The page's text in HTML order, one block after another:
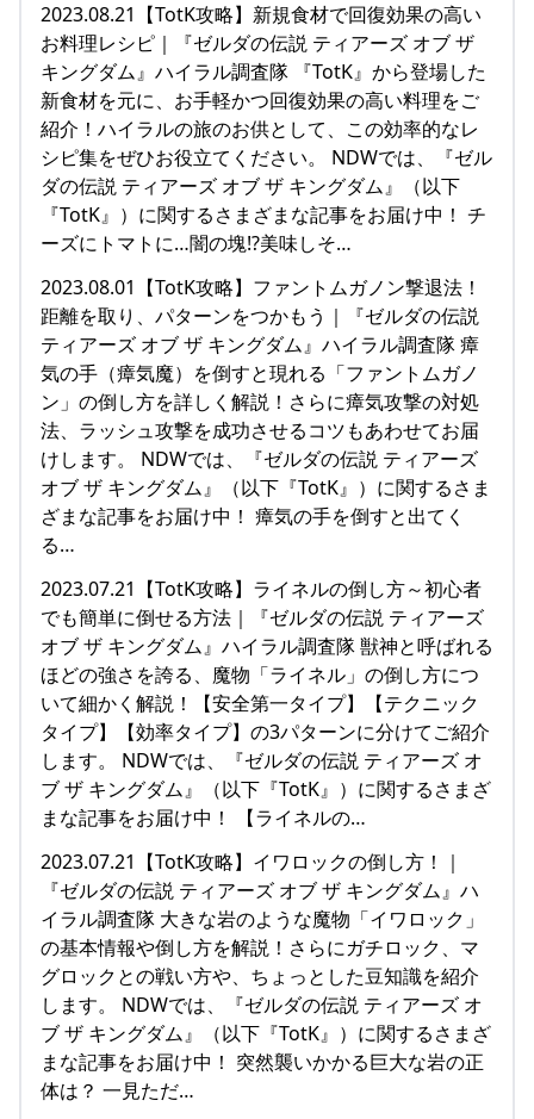
2023.08.21【TotK攻略】新規食材で回復効果の高い
お料理レシピ｜『ゼルダの伝説 ティアーズ オブ ザ
キングダム』ハイラル調査隊 『TotK』から登場した
新食材を元に、お手軽かつ回復効果の高い料理をご
紹介！ハイラルの旅のお供として、この効率的なレ
シピ集をぜひお役立てください。 NDWでは、『ゼル
ダの伝説 ティアーズ オブ ザ キングダム』（以下
『TotK』）に関するさまざまな記事をお届け中！ チ
ーズにトマトに…闇の塊!?美味しそ…
2023.08.01【TotK攻略】ファントムガノン撃退法！
距離を取り、パターンをつかもう｜『ゼルダの伝説
ティアーズ オブ ザ キングダム』ハイラル調査隊 瘴
気の手（瘴気魔）を倒すと現れる「ファントムガノ
ン」の倒し方を詳しく解説！さらに瘴気攻撃の対処
法、ラッシュ攻撃を成功させるコツもあわせてお届
けします。 NDWでは、『ゼルダの伝説 ティアーズ
オブ ザ キングダム』（以下『TotK』）に関するさま
ざまな記事をお届け中！ 瘴気の手を倒すと出てく
る…
2023.07.21【TotK攻略】ライネルの倒し方～初心者
でも簡単に倒せる方法｜『ゼルダの伝説 ティアーズ
オブ ザ キングダム』ハイラル調査隊 獣神と呼ばれる
ほどの強さを誇る、魔物「ライネル」の倒し方につ
いて細かく解説！【安全第一タイプ】【テクニック
タイプ】【効率タイプ】の3パターンに分けてご紹介
します。 NDWでは、『ゼルダの伝説 ティアーズ オ
ブ ザ キングダム』（以下『TotK』）に関するさまざ
まな記事をお届け中！ 【ライネルの…
2023.07.21【TotK攻略】イワロックの倒し方！｜
『ゼルダの伝説 ティアーズ オブ ザ キングダム』ハ
イラル調査隊 大きな岩のような魔物「イワロック」
の基本情報や倒し方を解説！さらにガチロック、マ
グロックとの戦い方や、ちょっとした豆知識を紹介
します。 NDWでは、『ゼルダの伝説 ティアーズ オ
ブ ザ キングダム』（以下『TotK』）に関するさまざ
まな記事をお届け中！ 突然襲いかかる巨大な岩の正
体は？ 一見ただ…